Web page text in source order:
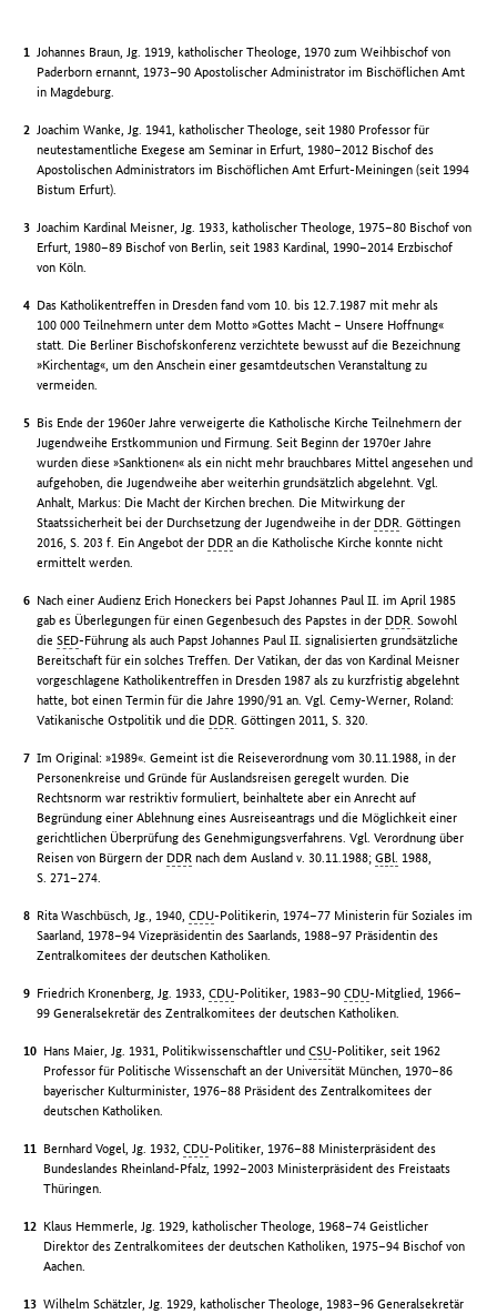
Johannes Braun, Jg. 1919, katholischer Theologe, 1970 zum Weihbischof von
Paderborn ernannt, 1973–90 Apostolischer Administrator im Bischöflichen Amt
in Magdeburg.
Joachim Wanke, Jg. 1941, katholischer Theologe, seit 1980 Professor für
neutestamentliche Exegese am Seminar in Erfurt, 1980–2012 Bischof des
Apostolischen Administrators im Bischöflichen Amt Erfurt-Meiningen (seit 1994
Bistum Erfurt).
Joachim Kardinal Meisner, Jg. 1933, katholischer Theologe, 1975–80 Bischof von
Erfurt, 1980–89 Bischof von Berlin, seit 1983 Kardinal, 1990–2014 Erzbischof
von Köln.
Das Katholikentreffen in Dresden fand vom 10. bis 12.7.1987 mit mehr als
100 000 Teilnehmern unter dem Motto »Gottes Macht – Unsere Hoffnung«
statt. Die Berliner Bischofskonferenz verzichtete bewusst auf die Bezeichnung
»Kirchentag«, um den Anschein einer gesamtdeutschen Veranstaltung zu
vermeiden.
Bis Ende der 1960er Jahre verweigerte die Katholische Kirche Teilnehmern der
Jugendweihe Erstkommunion und Firmung. Seit Beginn der 1970er Jahre
wurden diese »Sanktionen« als ein nicht mehr brauchbares Mittel angesehen und
aufgehoben, die Jugendweihe aber weiterhin grundsätzlich abgelehnt. Vgl.
Anhalt, Markus: Die Macht der Kirchen brechen. Die Mitwirkung der
Staatssicherheit bei der Durchsetzung der Jugendweihe in der DDR. Göttingen
2016, S. 203 f. Ein Angebot der DDR an die Katholische Kirche konnte nicht
ermittelt werden.
Nach einer Audienz Erich Honeckers bei Papst Johannes Paul II. im April 1985
gab es Überlegungen für einen Gegenbesuch des Papstes in der DDR. Sowohl
dieSED-Führung als auch Papst Johannes Paul II. signalisierten grundsätzliche
Bereitschaft für ein solches Treffen. Der Vatikan, der das von Kardinal Meisner
vorgeschlagene Katholikentreffen in Dresden 1987 als zu kurzfristig abgelehnt
hatte, bot einen Termin für die Jahre 1990/91 an. Vgl. Cemy-Werner, Roland:
Vatikanische Ostpolitik und die DDR. Göttingen 2011, S. 320.
Im Original: »1989«. Gemeint ist die Reiseverordnung vom 30.11.1988, in der
Personenkreise und Gründe für Auslandsreisen geregelt wurden. Die
Rechtsnorm war restriktiv formuliert, beinhaltete aber ein Anrecht auf
Begründung einer Ablehnung eines Ausreiseantrags und die Möglichkeit einer
gerichtlichen Überprüfung des Genehmigungsverfahrens. Vgl. Verordnung über
Reisen von Bürgern der DDR nach dem Ausland v. 30.11.1988;GBl. 1988,
S. 271–274.
Rita Waschbüsch, Jg., 1940,CDU-Politikerin, 1974–77 Ministerin für Soziales im
Saarland, 1978–94 Vizepräsidentin des Saarlands, 1988–97 Präsidentin des
Zentralkomitees der deutschen Katholiken.
Friedrich Kronenberg, Jg. 1933,CDU-Politiker, 1983–90CDU-Mitglied, 1966–
99 Generalsekretär des Zentralkomitees der deutschen Katholiken.
Hans Maier, Jg. 1931, Politikwissenschaftler undCSU-Politiker, seit 1962
Professor für Politische Wissenschaft an der Universität München, 1970–86
bayerischer Kulturminister, 1976–88 Präsident des Zentralkomitees der
deutschen Katholiken.
Bernhard Vogel, Jg. 1932,CDU-Politiker, 1976–88 Ministerpräsident des
Bundeslandes Rheinland-Pfalz, 1992–2003 Ministerpräsident des Freistaats
Thüringen.
Klaus Hemmerle, Jg. 1929, katholischer Theologe, 1968–74 Geistlicher
Direktor des Zentralkomitees der deutschen Katholiken, 1975–94 Bischof von
Aachen.
Wilhelm Schätzler, Jg. 1929, katholischer Theologe, 1983–96 Generalsekretär